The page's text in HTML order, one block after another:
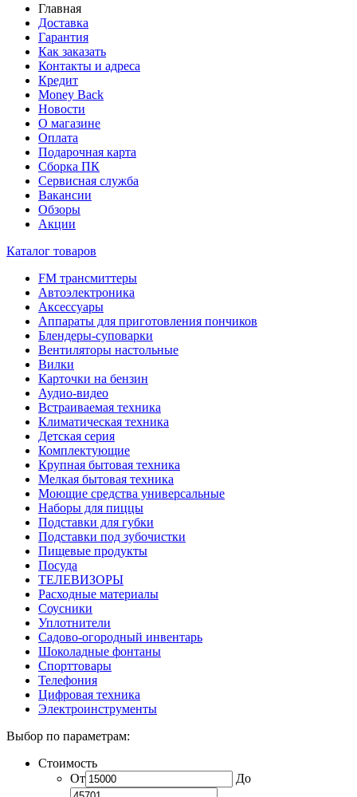
Главная
Доставка
Гарантия
Как заказать
Контакты и адреса
Кредит
Money Back
Новости
О магазине
Оплата
Подарочная карта
Сборка ПК
Сервисная служба
Вакансии
Обзоры
Акции
Каталог товаров
FM трансмиттеры
Автоэлектроника
Аксессуары
Аппараты для приготовления пончиков
Блендеры-суповарки
Вентиляторы настольные
Вилки
Карточки на бензин
Аудио-видео
Встраиваемая техника
Климатическая техника
Детская серия
Комплектующие
Крупная бытовая техника
Мелкая бытовая техника
Моющие средства универсальные
Наборы для пиццы
Подставки для губки
Подставки под зубочистки
Пищевые продукты
Посуда
ТЕЛЕВИЗОРЫ
Расходные материалы
Соусники
Уплотнители
Садово-огородный инвентарь
Шоколадные фонтаны
Спорттовары
Телефония
Цифровая техника
Электроинструменты
Выбор по параметрам:
Стоимость
От
До